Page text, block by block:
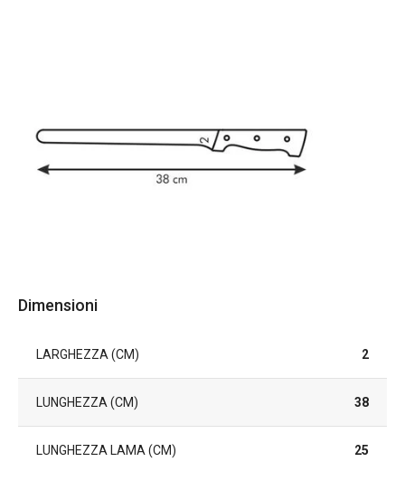
Dimensioni
LARGHEZZA (CM) 2
LUNGHEZZA (CM) 38
LUNGHEZZA LAMA (CM) 25